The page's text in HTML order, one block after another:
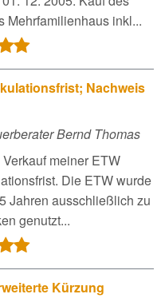
Mehrfamilienhaus inkl...
Nachweis
Bernd Thomas
meiner ETW
Die ETW wurde
Jahren ausschließlich zu
genutzt...
Kürzung